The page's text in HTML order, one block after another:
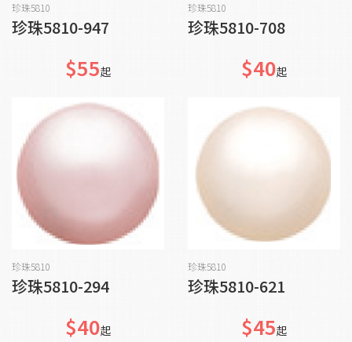
珍珠5810
珍珠5810-947
$55起
珍珠5810
珍珠5810-708
$40起
珍珠5810
珍珠5810-294
$40起
珍珠5810
珍珠5810-621
$45起